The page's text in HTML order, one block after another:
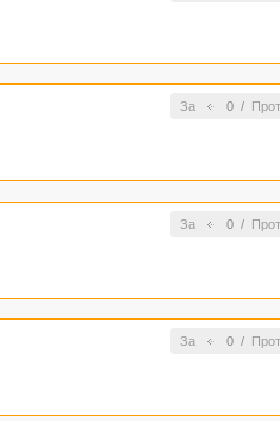
За 0/
За 0/
За 0/